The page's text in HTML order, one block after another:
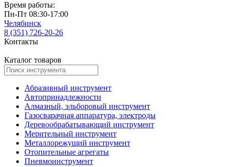
Время работы:
Пн-Пт 08:30-17:00
Челябинск
8 (351) 726-20-26
Контакты
Каталог товаров
Абразивный инструмент
Автопринадлежности
Алмазный, эльборовый инструмент
Газосварачная аппаратура, электроды
Деревообрабатывающий инструмент
Мерительный инструмент
Металлорежущий инструмент
Отопительные агрегаты
Пневмоинструмент